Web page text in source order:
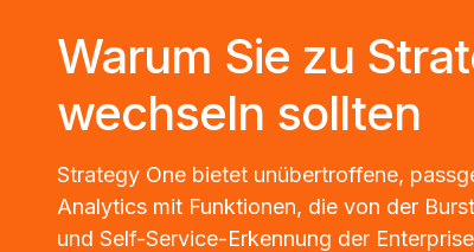
Warum Sie zu
wechseln sollten
Strategy One bietet unübertroffene,
Analytics mit Funktionen, die von der
und Self-Service-Erkennung der